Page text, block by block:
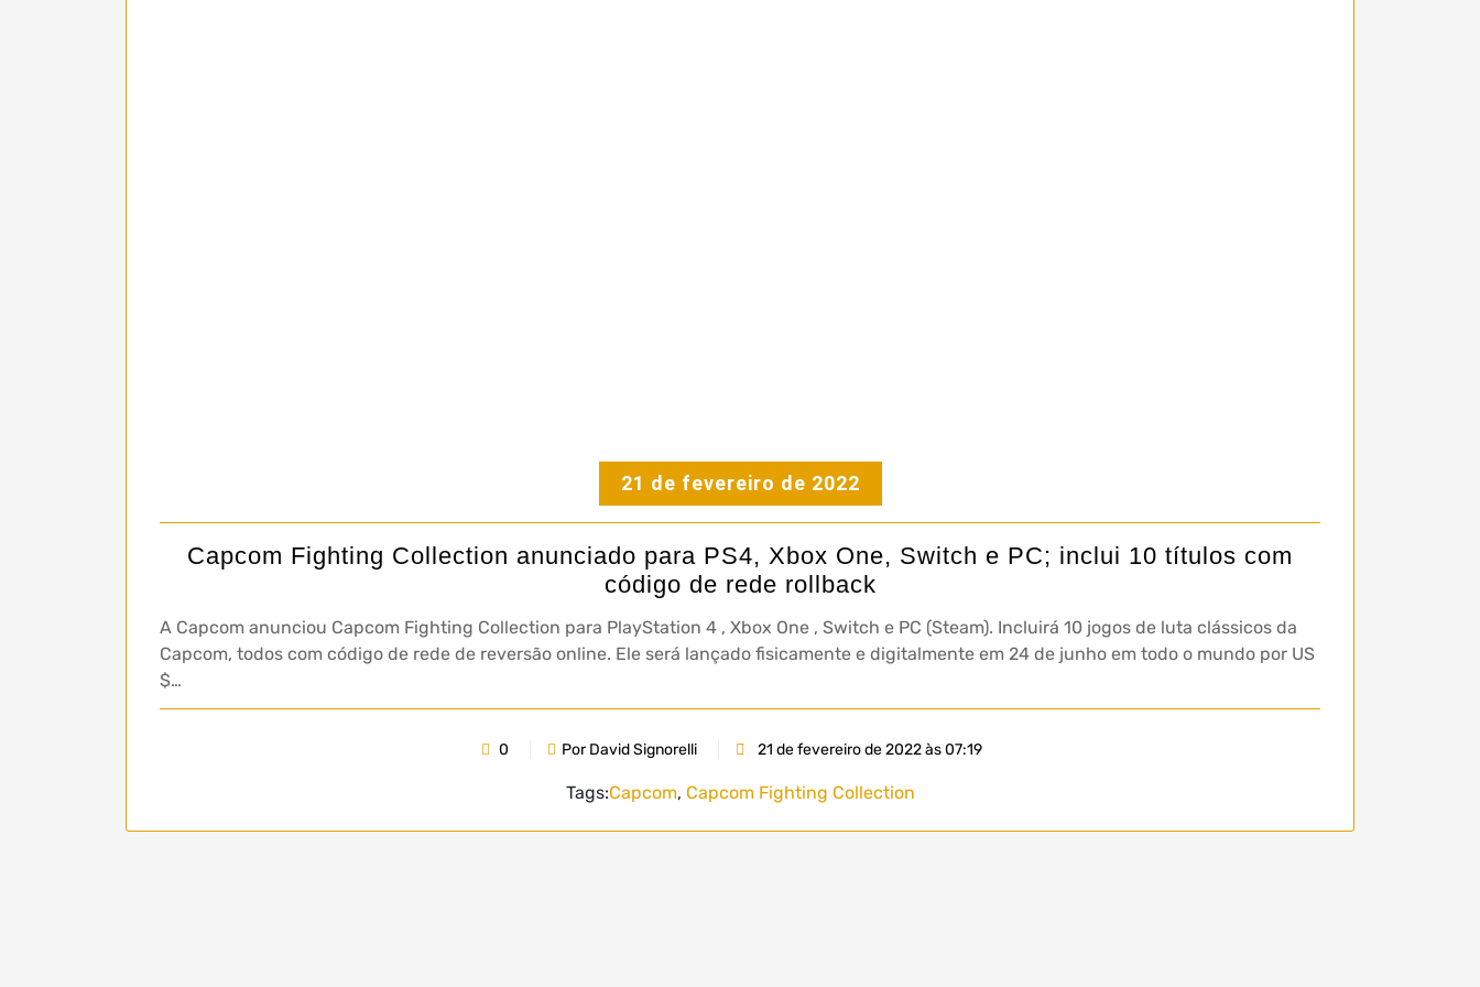
21 de fevereiro de 2022
Capcom Fighting Collection anunciado para PS4, Xbox One, Switch e PC; inclui 10 títulos com
código de rede rollback
A Capcom anunciou Capcom Fighting Collection para PlayStation 4 , Xbox One , Switch e PC (Steam). Incluirá 10 jogos de luta clássicos da
Capcom, todos com código de rede de reversão online. Ele será lançado fisicamente e digitalmente em 24 de junho em todo o mundo por US
$…
0 Por David Signorelli 21 de fevereiro de 2022 às 07:19
Tags:Capcom, Capcom Fighting Collection